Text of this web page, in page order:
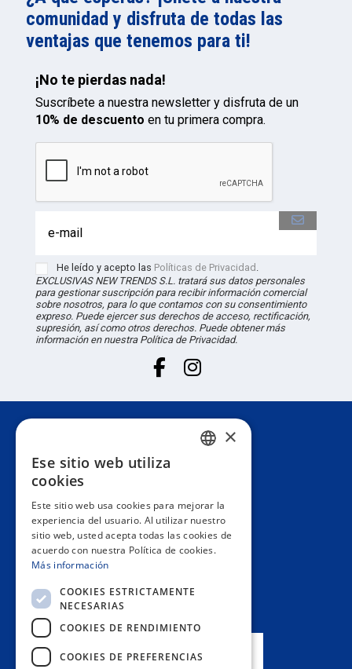
comunidad y disfruta de todas las
ventajas que tenemos para ti!
¡No te pierdas nada!
Suscríbete a nuestra newsletter y disfruta de un
10% de descuento en tu primera compra.
He leído y acepto las Políticas de Privacidad .
EXCLUSIVAS NEW TRENDS S.L. tratará sus datos personales
para gestionar suscripción para recibir información comercial
sobre nosotros, para lo que contamos con su consentimiento
expreso. Puede ejercer sus derechos de acceso, rectificación,
supresión, así como otros derechos. Puede obtener más
información en nuestra Política de Privacidad.
Información
Área privada
Contacto
NUESTRAS TIENDAS
ENGLISH
ITALIAN
×
Ese sitio web utiliza
cookies
Este sitio web usa cookies para mejorar la
experiencia del usuario. Al utilizar nuestro
sitio web, usted acepta todas las cookies de
acuerdo con nuestra Política de cookies.
Más información
COOKIES ESTRICTAMENTE
NECESARIAS
COOKIES DE RENDIMIENTO
COOKIES DE PREFERENCIAS